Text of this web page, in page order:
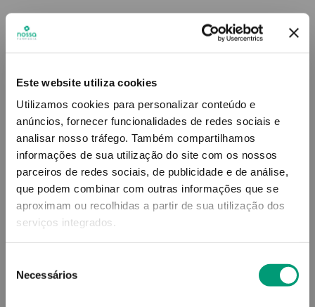
Este website utiliza cookies
Utilizamos cookies para personalizar conteúdo e
anúncios, fornecer funcionalidades de redes sociais e
analisar nosso tráfego. Também compartilhamos
informações de sua utilização do site com os nossos
parceiros de redes sociais, de publicidade e de análise,
que podem combinar com outras informações que se
aproximam ou recolhidas a partir de sua utilização dos
serviços integrados.
Necessários